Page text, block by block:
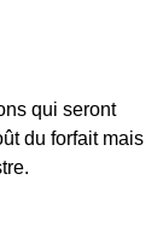
qui seront
du forfait mais